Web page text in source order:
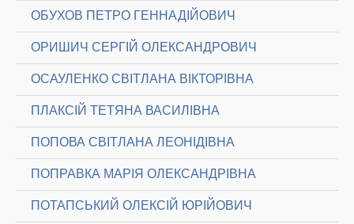
ОБУХОВ ПЕТРО ГЕННАДІЙОВИЧ
ОРИШИЧ СЕРГІЙ ОЛЕКСАНДРОВИЧ
ОСАУЛЕНКО СВІТЛАНА ВІКТОРІВНА
ПЛАКСІЙ ТЕТЯНА ВАСИЛІВНА
ПОПОВА СВІТЛАНА ЛЕОНІДІВНА
ПОПРАВКА МАРІЯ ОЛЕКСАНДРІВНА
ПОТАПСЬКИЙ ОЛЕКСІЙ ЮРІЙОВИЧ